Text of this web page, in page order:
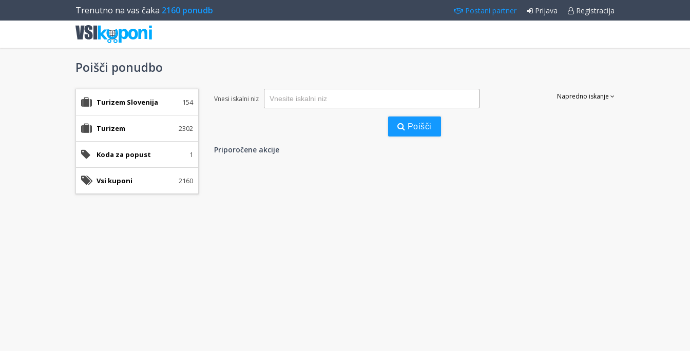
Trenutno na vas čaka 2160 ponudb Postani partner Prijava Registracija
Poišči ponudbo
Turizem Slovenija 154
Turizem 2302
Koda za popust 1
Vsi kuponi 2160
Vnesi iskalni niz Napredno iskanje
Poišči
Priporočene akcije